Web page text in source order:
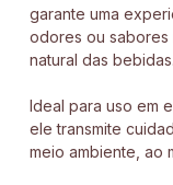
garante uma
odores ou
natural das bebidas.
Ideal para uso em
ele transmite
meio ambiente, ao